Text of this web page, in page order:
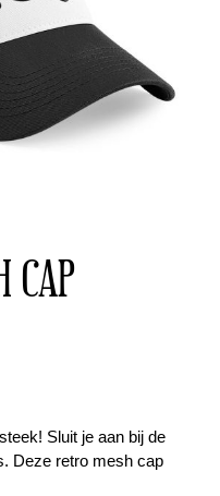
CAP
Sluit je aan bij de
Deze retro mesh cap